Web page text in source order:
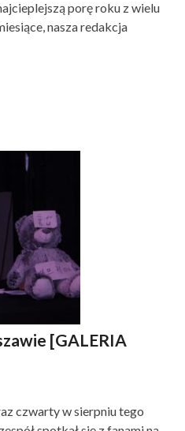
porę roku z wielu
nasza redakcja
[GALERIA
czwarty w sierpniu tego